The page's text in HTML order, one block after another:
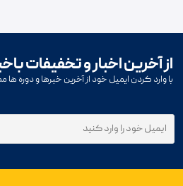
از آخرین اخبار و تخفیفات
با وارد کردن ایمیل خود از آخرین خبرها و دوره ها